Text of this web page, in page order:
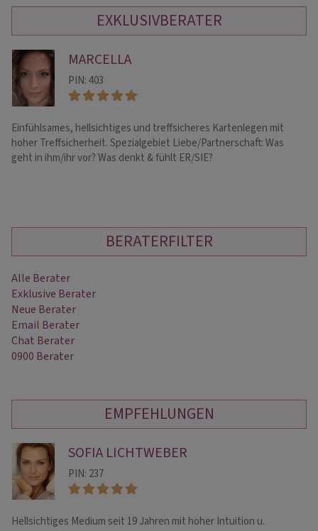
EXKLUSIVBERATER
MARCELLA
PIN: 403
Einfühlsames, hellsichtiges und treffsicheres Kartenlegen mit
hoher Treffsicherheit. Spezialgebiet Liebe/Partnerschaft: Was
geht in ihm/ihr vor? Was denkt & fühlt ER/SIE?
BERATERFILTER
Alle Berater
Exklusive Berater
Neue Berater
Email Berater
Chat Berater
0900 Berater
EMPFEHLUNGEN
SOFIA LICHTWEBER
PIN: 237
Hellsichtiges Medium seit 19 Jahren mit hoher Intuition u.